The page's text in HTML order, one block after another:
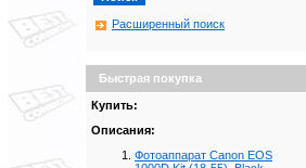
Расширенный поиск
Быстрая покупка
Купить:
Описания:
Фотоаппарат Canon EOS